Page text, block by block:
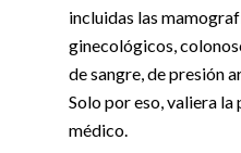
incluidas las
ginecológicos,
de sangre, de presión
Solo por eso, valiera la
médico.